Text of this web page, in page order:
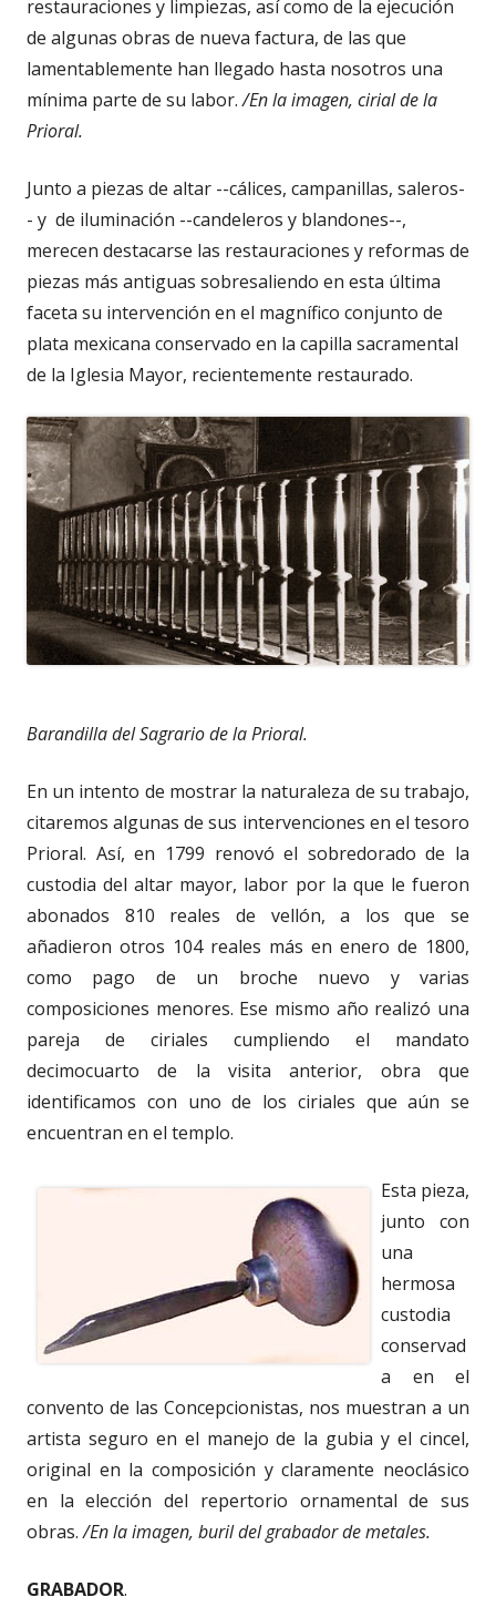
restauraciones y limpiezas, así como de la ejecución
de algunas obras de nueva factura, de las que
lamentablemente han llegado hasta nosotros una
mínima parte de su labor./En la imagen, cirial de la
Prioral.
Junto a piezas de altar --cálices, campanillas, saleros-
- y de iluminación --candeleros y blandones--,
merecen destacarse las restauraciones y reformas de
piezas más antiguas sobresaliendo en esta última
faceta su intervención en el magnífico conjunto de
plata mexicana conservado en la capilla sacramental
de la Iglesia Mayor, recientemente restaurado.
Barandilla del Sagrario de la Prioral.
En un intento de mostrar la naturaleza de su trabajo,
citaremos algunas de sus intervenciones en el tesoro
Prioral. Así, en 1799 renovó el sobredorado de la
custodia del altar mayor, labor por la que le fueron
abonados 810 reales de vellón, a los que se
añadieron otros 104 reales más en enero de 1800,
como pago de un broche nuevo y varias
composiciones menores. Ese mismo año realizó una
pareja de ciriales cumpliendo el mandato
decimocuarto de la visita anterior, obra que
identificamos con uno de los ciriales que aún se
encuentran en el templo.
Esta pieza,
junto con
una
hermosa
custodia
conservad
a en el
convento de las Concepcionistas, nos muestran a un
artista seguro en el manejo de la gubia y el cincel,
original en la composición y claramente neoclásico
en la elección del repertorio ornamental de sus
obras./En la imagen, buril del grabador de metales.
GRABADOR.